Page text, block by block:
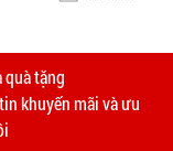
thuận và thực
chí.
quà tặng
khuyến mãi và ưu